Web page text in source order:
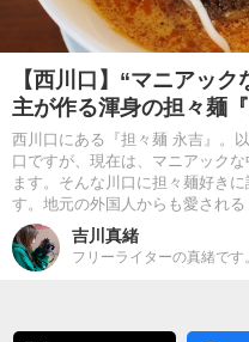
【西川口】“マニアッ
主が作る渾身の担々麺『
西川口にある『担々麺 永吉』。
口ですが、現在は、マニアック
ます。そんな川口に担々麺好き
す。地元の外国人からも愛され
吉川真緒
フリーライターの真緒です